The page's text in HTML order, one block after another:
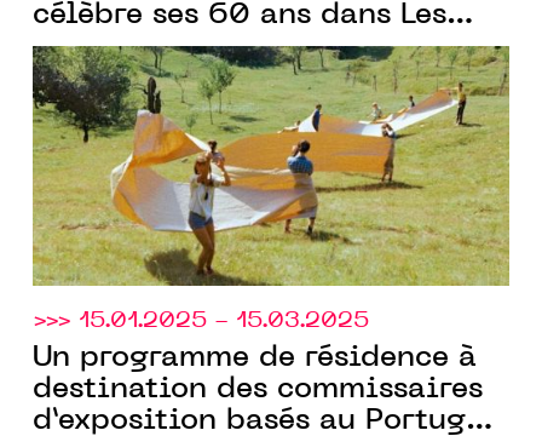
célèbre ses 60 ans dans Les
jardins de l’avenir à Benerville,
Calvados.
>>> 15.01.2025 - 15.03.2025
Un programme de résidence à
destination des commissaires
d’exposition basés au Portugal